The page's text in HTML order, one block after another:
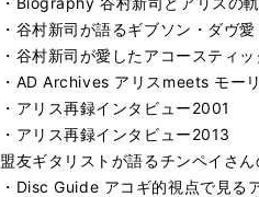
・谷村新司が語るギブソン・ダヴ愛
・谷村新司が愛したアコースティ
・AD Archives アリスmeets モ
・アリス再録インタビュー2001
・アリス再録インタビュー2013
盟友ギタリストが語るチンペイさ
・Disc Guide アコギ的視点で見る